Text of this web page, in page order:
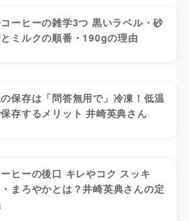
ーヒーの雑学3つ 黒いラベル・砂
ミルクの順番・190gの理由
保存は「問答無用で」冷凍！低温
存するメリット 井崎英典さん
ーヒーの後口 キレやコク スッキ
・まろやかとは？井崎英典さんの定